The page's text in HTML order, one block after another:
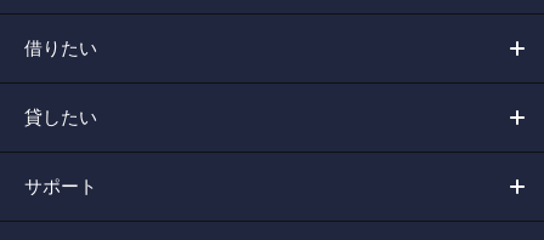
借りたい
貸したい
サポート